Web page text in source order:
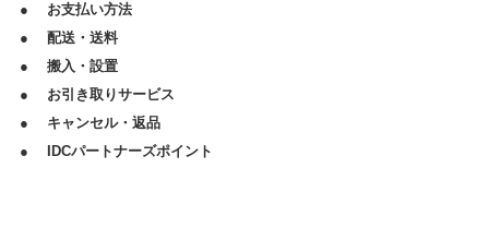
●
お支払い方法
●
配送・送料
●
搬入・設置
●
お引き取りサービス
●
キャンセル・返品
●
IDCパートナーズポイント